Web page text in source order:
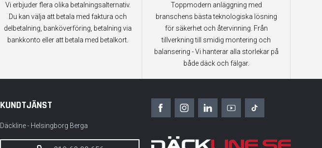
Vi erbjuder flera olika betalningsalternativ.
Du kan välja att betala med faktura och
delbetalning, banköverföring, betalning via
bankkonto eller att betala med betalkort.
Toppmodern anläggning med
branschens bästa teknologiska lösning
för säkerhet och återvinning. Från
tillverkning till smidig montering och
balansering - Vi hanterar alla storlekar på
både däck och fälgar.
KUNDTJÄNST
Däckline - Helsingborg Berga